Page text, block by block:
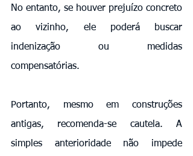
No entanto, se houver prejuízo concreto
ao vizinho, ele poderá buscar
indenização ou medidas
compensatórias.
Portanto, mesmo em construções
antigas, recomenda-se cautela. A
simples anterioridade não impede